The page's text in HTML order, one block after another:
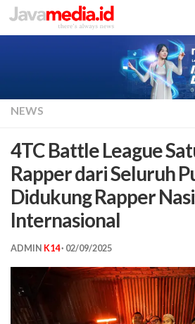
Skip to content
NEWS
4TC Battle League
Rapper dari Seluruh
Didukung Rapper
Internasional
ADMIN K14· 02/09/2025